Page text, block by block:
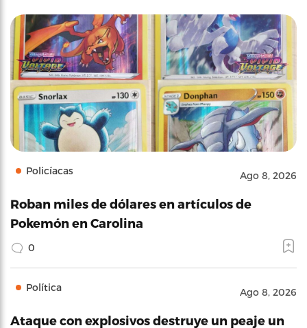
Policíacas Ago 8, 2026
Roban miles de dólares en artículos de
Pokemón en Carolina
0
Política Ago 8, 2026
Ataque con explosivos destruye un peaje un